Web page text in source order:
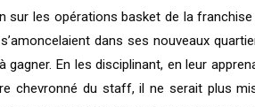
sur les opérations basket de la
dans ses nouveaux
En les disciplinant, en leur
chevronné du staff, il ne serait plus